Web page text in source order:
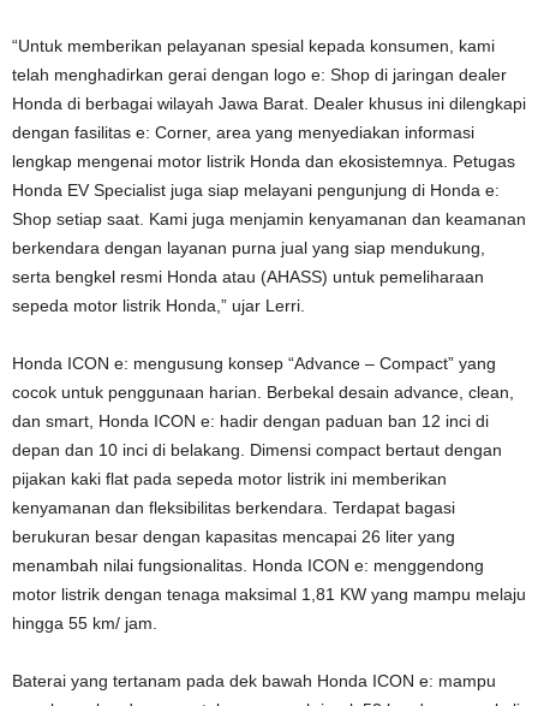
“Untuk memberikan pelayanan spesial kepada konsumen, kami
telah menghadirkan gerai dengan logo e: Shop di jaringan dealer
Honda di berbagai wilayah Jawa Barat. Dealer khusus ini dilengkapi
dengan fasilitas e: Corner, area yang menyediakan informasi
lengkap mengenai motor listrik Honda dan ekosistemnya. Petugas
Honda EV Specialist juga siap melayani pengunjung di Honda e:
Shop setiap saat. Kami juga menjamin kenyamanan dan keamanan
berkendara dengan layanan purna jual yang siap mendukung,
serta bengkel resmi Honda atau (AHASS) untuk pemeliharaan
sepeda motor listrik Honda,” ujar Lerri.
Honda ICON e: mengusung konsep “Advance – Compact” yang
cocok untuk penggunaan harian. Berbekal desain advance, clean,
dan smart, Honda ICON e: hadir dengan paduan ban 12 inci di
depan dan 10 inci di belakang. Dimensi compact bertaut dengan
pijakan kaki flat pada sepeda motor listrik ini memberikan
kenyamanan dan fleksibilitas berkendara. Terdapat bagasi
berukuran besar dengan kapasitas mencapai 26 liter yang
menambah nilai fungsionalitas. Honda ICON e: menggendong
motor listrik dengan tenaga maksimal 1,81 KW yang mampu melaju
hingga 55 km/ jam.
Baterai yang tertanam pada dek bawah Honda ICON e: mampu